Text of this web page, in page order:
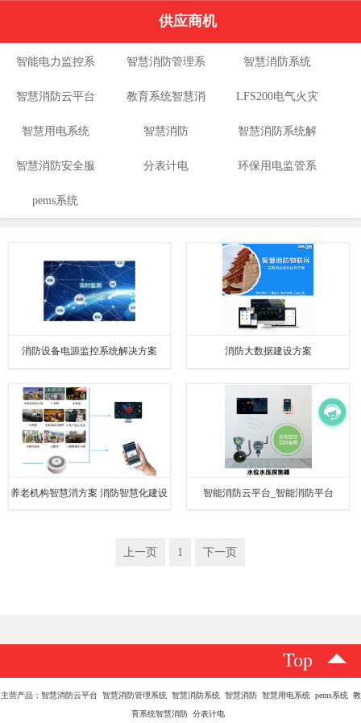
供应商机
智能电力监控系
统
智慧消防管理系
统
智慧消防系统
智慧消防云平台 教育系统智慧消
防
LFS200电气火灾
监控系统
智慧用电系统 智慧消防 智慧消防系统解
决方案
智慧消防安全服
务云平台
分表计电 环保用电监管系
pems系统
消防设备电源监控系统解决方案 消防大数据建设方案
养老机构智慧消方案 消防智慧化建设 智能消防云平台_智能消防平台
上一页 1 下一页
Top
主营产品：智慧消防云平台 智慧消防管理系统 智慧消防系统 智慧消防 智慧用电系统 pems系统 教
育系统智慧消防 分表计电